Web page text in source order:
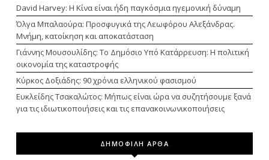
David Harvey: Η Κίνα είναι ήδη παγκόσμια ηγεμονική δύναμη
Όλγα Μπαλαούρα: Προσφυγικά της Λεωφόρου Αλεξάνδρας.
Μνήμη, κατοίκηση και αποκατάσταση
Γιάννης Μουσουλίδης: Το Δημόσιο Υπό Κατάρρευση: Η πολιτική
οικονομία της καταστροφής
Κύρκος Δοξιάδης: 90 χρόνια ελληνικού φασισμού
Ευκλείδης Τσακαλώτος: Μήπως είναι ώρα να συζητήσουμε ξανά
για τις ιδιωτικοποιήσεις και τις επανακοινωνικοποιήσεις
ΔΗΜΟΦΙΛΗ ΑΡΘΑ